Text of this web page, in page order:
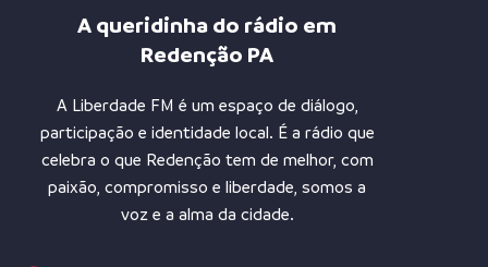
A queridinha do rádio em
Redenção PA
A Liberdade FM é um espaço de diálogo,
participação e identidade local. É a rádio que
celebra o que Redenção tem de melhor, com
paixão, compromisso e liberdade, somos a
voz e a alma da cidade.